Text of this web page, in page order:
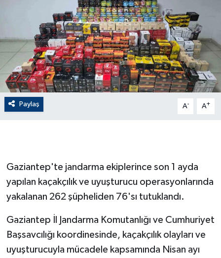
Paylaş A- A+
Gaziantep'te jandarma ekiplerince son 1 ayda
yapılan kaçakçılık ve uyuşturucu operasyonlarında
yakalanan 262 şüpheliden 76'sı tutuklandı.
Gaziantep İl Jandarma Komutanlığı ve Cumhuriyet
Başsavcılığı koordinesinde, kaçakçılık olayları ve
uyuşturucuyla mücadele kapsamında Nisan ayı
EĞİTİM
EKONOMİ
English News
Finans
GENEL
HABERDE İNSAN